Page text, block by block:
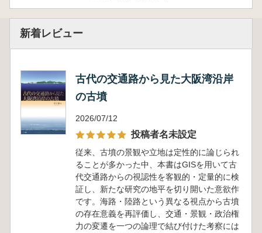
新着レビュー
古代の交通路から見た大阪湾沿岸
の古墳
2026/07/12
投稿者名未設定
従来、古墳の景観や立地は定性的に論じられ
ることが多かった中、本書はGISを用いて古
代交通路からの視認性を客観的・定量的に検
証し、新たな研究の地平を切り開いた意欲作
です。海路・陸路という異なる視点から古墳
の存在意義を再評価し、交通・景観・政治権
力の変遷を一つの論理で結び付けた考察には